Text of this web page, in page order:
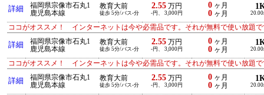
詳細
福岡県宗像市石丸1
鹿児島本線
教育大前
徒歩 5分/バス-分
2.55 万円
-円、 3,000円
0 ヶ月
0 ヶ月
ココがオススメ！ インターネットは今や必需品です。それが無料で使い放題で
詳細
福岡県宗像市石丸1
鹿児島本線
教育大前
徒歩 5分/バス-分
2.55 万円
-円、 3,000円
0 ヶ月
0 ヶ月
ココがオススメ！ インターネットは今や必需品です。それが無料で使い放題で
詳細
福岡県宗像市石丸1
鹿児島本線
教育大前
徒歩 5分/バス-分
2.55 万円
-円、 3,000円
0 ヶ月
0 ヶ月